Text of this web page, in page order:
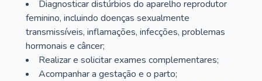
Diagnosticar distúrbios do aparelho reprodutor
feminino, incluindo doenças sexualmente
transmissíveis, inflamações, infecções, problemas
hormonais e câncer;
Realizar e solicitar exames complementares;
Acompanhar a gestação e o parto;